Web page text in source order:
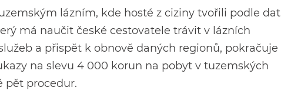
lázním, kde hosté z ciziny tvořili podle dat
má naučit české cestovatele trávit v lázních
a přispět k obnově daných regionů, pokračuje
na slevu 4 000 korun na pobyt v tuzemských
pět procedur.